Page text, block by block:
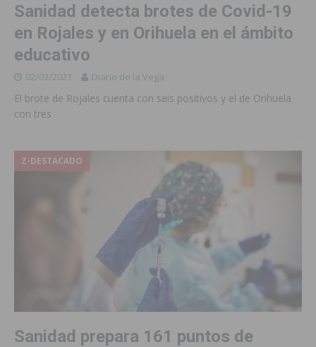
Sanidad detecta brotes de Covid-19
en Rojales y en Orihuela en el ámbito
educativo
02/03/2021 Diario de la Vega
El brote de Rojales cuenta con seis positivos y el de Orihuela
con tres
Z-DESTACADO
Sanidad prepara 161 puntos de